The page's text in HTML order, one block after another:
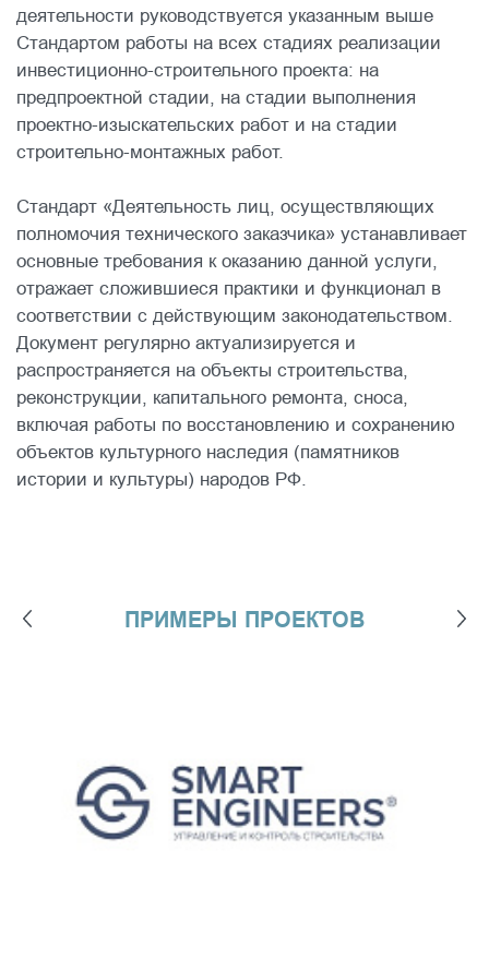
деятельности руководствуется указанным выше
Стандартом работы на всех стадиях реализации
инвестиционно-строительного проекта: на
предпроектной стадии, на стадии выполнения
проектно-изыскательских работ и на стадии
строительно-монтажных работ.
Стандарт «Деятельность лиц, осуществляющих
полномочия технического заказчика» устанавливает
основные требования к оказанию данной услуги,
отражает сложившиеся практики и функционал в
соответствии с действующим законодательством.
Документ регулярно актуализируется и
распространяется на объекты строительства,
реконструкции, капитального ремонта, сноса,
включая работы по восстановлению и сохранению
объектов культурного наследия (памятников
истории и культуры) народов РФ.
ПРИМЕРЫ ПРОЕКТОВ